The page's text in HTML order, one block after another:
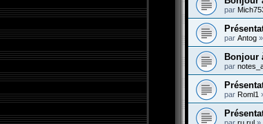
par
par Antog »
Bonjour
par
par Roml1